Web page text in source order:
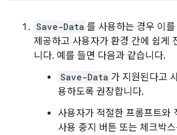
Save-Data 를 사용하는 경우 이
제공하고 사용자가 환경 간에 쉽게
니다. 예를 들면 다음과 같습니다.
Save-Data 가 지원된다고
용하도록 권장합니다.
사용자가 적절한 프롬프트와
사용 중지 버튼 또는 체크박